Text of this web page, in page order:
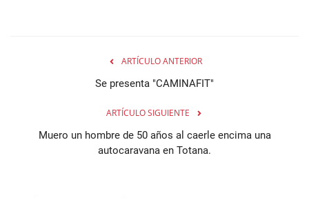
ARTÍCULO ANTERIOR
Se presenta "CAMINAFIT"
ARTÍCULO SIGUIENTE
Muero un hombre de 50 años al caerle encima una
autocaravana en Totana.